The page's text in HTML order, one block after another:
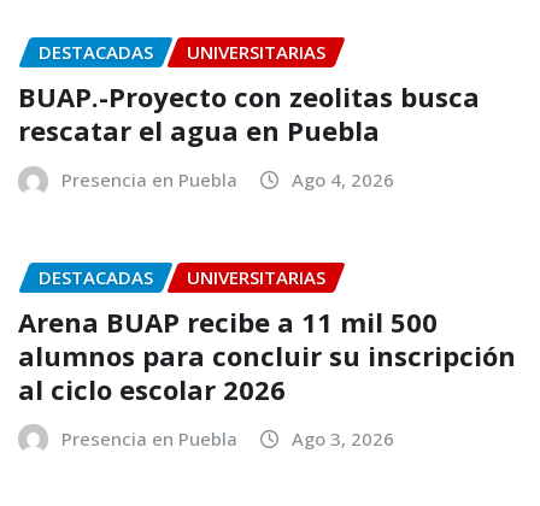
DESTACADAS UNIVERSITARIAS
BUAP.-Proyecto con zeolitas busca
rescatar el agua en Puebla
Presencia en Puebla Ago 4, 2026
DESTACADAS UNIVERSITARIAS
Arena BUAP recibe a 11 mil 500
alumnos para concluir su inscripción
al ciclo escolar 2026
Presencia en Puebla Ago 3, 2026